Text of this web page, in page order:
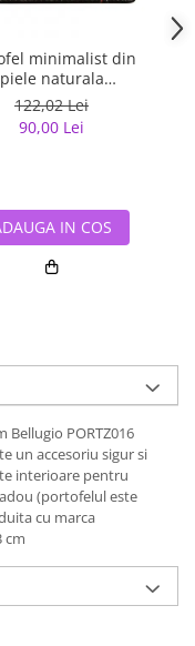
minimalist din
piele naturala
PORMG047
122,02 Lei
90,00 Lei
IN COS
PORTZ016
un accesoriu sigur si
interioare pentru
(portofelul este
cu marca
cm